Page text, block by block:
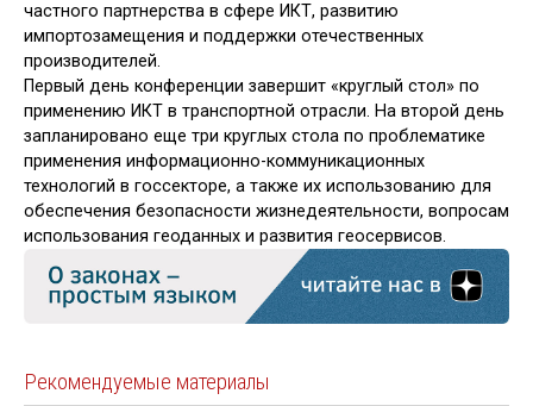
частного партнерства в сфере ИКТ, развитию
импортозамещения и поддержки отечественных
производителей.
Первый день конференции завершит «круглый стол» по
применению ИКТ в транспортной отрасли. На второй день
запланировано еще три круглых стола по проблематике
применения информационно-коммуникационных
технологий в госсекторе, а также их использованию для
обеспечения безопасности жизнедеятельности, вопросам
использования геоданных и развития геосервисов.
Рекомендуемые материалы